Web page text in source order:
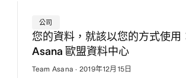
公司
您的資料，就該以您的方式使用
Asana 歐盟資料中心
Team Asana · 2019年12月15日